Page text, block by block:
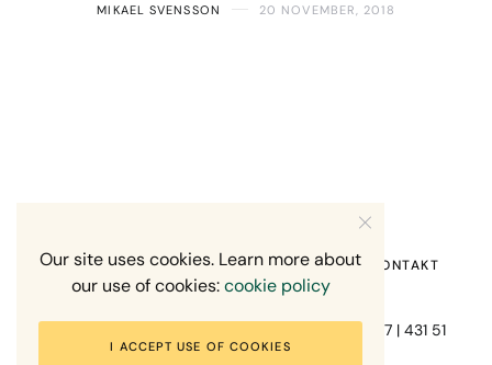
MIKAEL SVENSSON 20 NOVEMBER, 2018
Fotograf Mikael Svensson | Gundefjällsgatan 407 | 431 51
Mölndal | +46-70-7671863
HEM OM MIG RECENSION OM MIG KONTAKT
Our site uses cookies. Learn more about
our use of cookies:cookie policy
I ACCEPT USE OF COOKIES